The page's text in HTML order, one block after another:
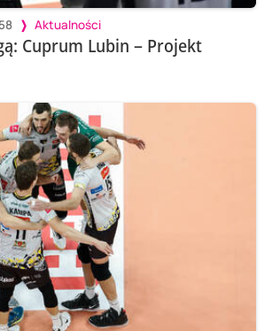
Aktualności
Cuprum Lubin – Projekt